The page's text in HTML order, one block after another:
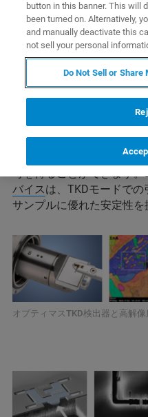
Hysitron PI 89は、ナノメ
TKDおよびSTEM検出器を
析イメージングに使用で
走査型電子顕微鏡(SEM)
ン菊池回折技術(SEM)は、
提供しています。Hysitron
付けられたコンポーネン
の下に検出器を挿入する
成するように変更するこ
号を得ることができます
バイスは、TKDモードでの
サンプルに優れた安定性を
オプティマスTKD検出器と高解像
button in this banner. This will
been turned on. Alternatively,
and manually deactivate this
not sell your personal
Do Not Sell or